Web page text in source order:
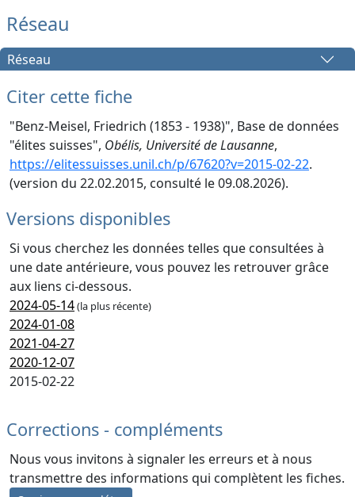
Réseau
Réseau
Citer cette fiche
"Benz-Meisel, Friedrich (1853 - 1938)", Base de données
"élites suisses", Obélis, Université de Lausanne,
https://elitessuisses.unil.ch/p/67620?v=2015-02-22.
(version du 22.02.2015, consulté le 09.08.2026).
Versions disponibles
Si vous cherchez les données telles que consultées à
une date antérieure, vous pouvez les retrouver grâce
aux liens ci-dessous.
2024-05-14(la plus récente)
2024-01-08
2021-04-27
2020-12-07
2015-02-22
Corrections - compléments
Nous vous invitons à signaler les erreurs et à nous
transmettre des informations qui complètent les fiches.